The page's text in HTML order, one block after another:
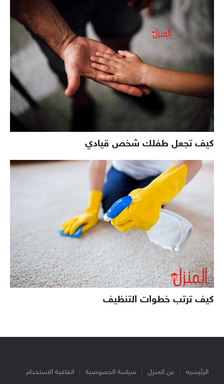
كيف تجعل طفلك شخص قيادي
كيف ترتب خطوات التنظيف
الرئيسيه عن المنزل سياسة الخصوصية اتفاقية الاستخدام